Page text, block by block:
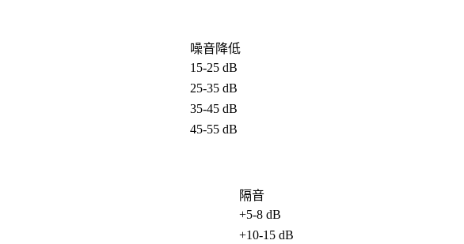
噪音降低
15-25 dB
25-35 dB
35-45 dB
45-55 dB
隔音
+5-8 dB
+10-15 dB